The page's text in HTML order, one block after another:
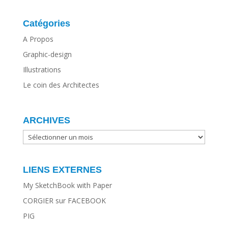
Catégories
A Propos
Graphic-design
Illustrations
Le coin des Architectes
ARCHIVES
ARCHIVES
LIENS EXTERNES
My SketchBook with Paper
CORGIER sur FACEBOOK
PIG